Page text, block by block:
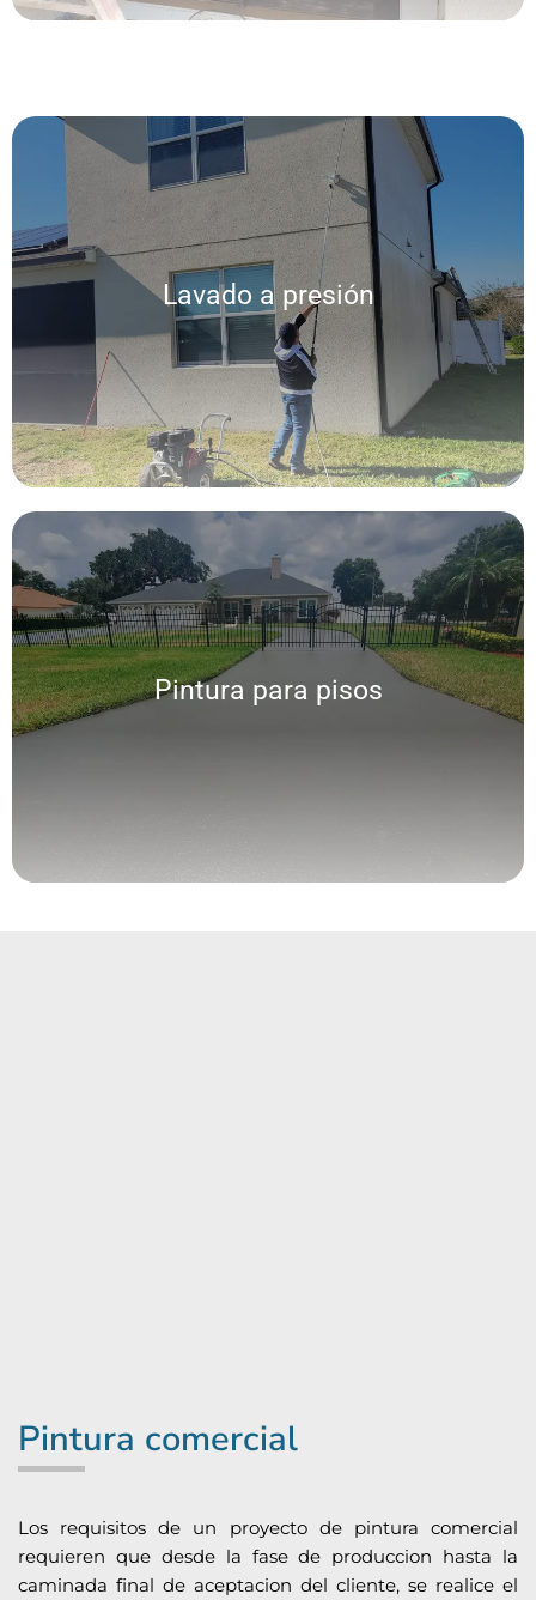
Lavado a presión
Lavado a presión
Pintura para pisos
Pintura para Interior y Exterior y lavado a
presión
Ofrecemos una amplia gama de servicios personalizados de pintura de
Pintura comercial
Los requisitos de un proyecto de pintura comercial
requieren que desde la fase de produccion hasta la
caminada final de aceptacion del cliente, se realice el